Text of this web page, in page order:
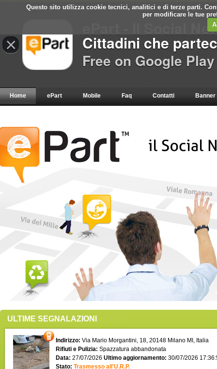
Questo sito utilizza cookie tecnici, analitici e di terze parti.
per modificare le tue
Home ePart Mobile Faq Contatti Banner
ULTIME SEGNALAZIONI
Indirizzo: Via Mario Morgantini, 18, 20148 Milano MI, Italia
Rifiuti e Pulizia: Spazzatura abbandonata
Data: 27/07/2026 Ultimo aggiornamento: 30/07/2026
Stato: Trasmesso all'U.R.P.
×
ePart - Il Social
Cittadini che
Free on Google Play